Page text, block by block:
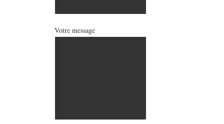
Votre message